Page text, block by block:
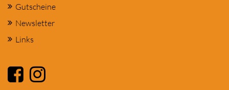
Gutscheine
Newsletter
Links